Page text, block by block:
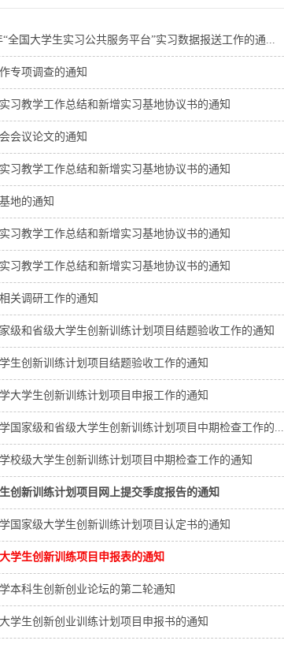
“全国大学生实习公共服务平台”实习数据报送工作的通...
专项调查的通知
习教学工作总结和新增实习基地协议书的通知
会议论文的通知
习教学工作总结和新增实习基地协议书的通知
地的通知
习教学工作总结和新增实习基地协议书的通知
习教学工作总结和新增实习基地协议书的通知
关调研工作的通知
级和省级大学生创新训练计划项目结题验收工作的通知
生创新训练计划项目结题验收工作的通知
大学生创新训练计划项目申报工作的通知
国家级和省级大学生创新训练计划项目中期检查工作的...
校级大学生创新训练计划项目中期检查工作的通知
创新训练计划项目网上提交季度报告的通知
国家级大学生创新训练计划项目认定书的通知
学生创新训练项目申报表的通知
本科生创新创业论坛的第二轮通知
学生创新创业训练计划项目申报书的通知